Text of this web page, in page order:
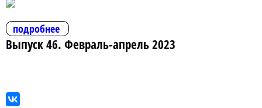
подробнее
Выпуск 46. Февраль-апрель 2023